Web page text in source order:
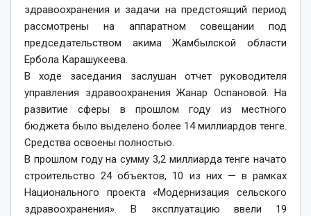
здравоохранения и задачи на предстоящий период
рассмотрены на аппаратном совещании под
председательством акима Жамбылской области
Ербола Карашукеева.
В ходе заседания заслушан отчет руководителя
управления здравоохранения Жанар Оспановой. На
развитие сферы в прошлом году из местного
бюджета было выделено более 14 миллиардов тенге.
Средства освоены полностью.
​В прошлом году на сумму 3,2 миллиарда тенге начато
строительство 24 объектов, 10 из них — в рамках
Национального проекта «Модернизация сельского
здравоохранения». В эксплуатацию ввели 19